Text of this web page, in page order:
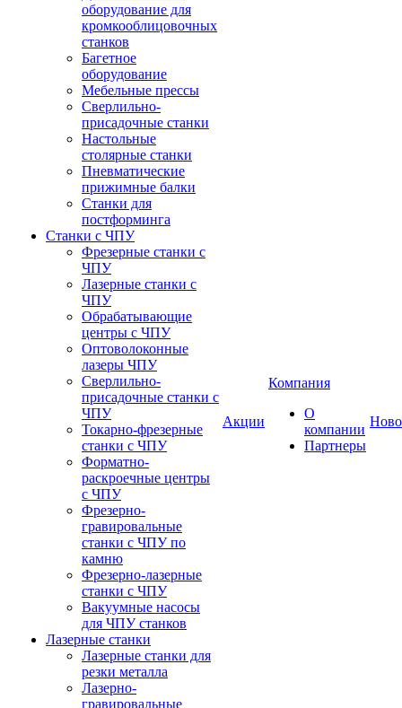
оборудование для
кромкооблицовочных
станков
Багетное
оборудование
Мебельные прессы
Сверлильно-
присадочные станки
Настольные
столярные станки
Пневматические
прижимные балки
Станки для
постформинга
Станки с ЧПУ
Фрезерные станки с
ЧПУ
Лазерные станки с
ЧПУ
Обрабатывающие
центры с ЧПУ
Оптоволоконные
лазеры ЧПУ
Сверлильно-
присадочные станки с
ЧПУ
Токарно-фрезерные
станки с ЧПУ
Форматно-
раскроечные центры
с ЧПУ
Фрезерно-
гравировальные
станки с ЧПУ по
камню
Фрезерно-лазерные
станки с ЧПУ
Вакуумные насосы
для ЧПУ станков
Лазерные станки
Лазерные станки для
резки металла
Лазерно-
гравировальные
Акции
Компания
О
компании
Партнеры